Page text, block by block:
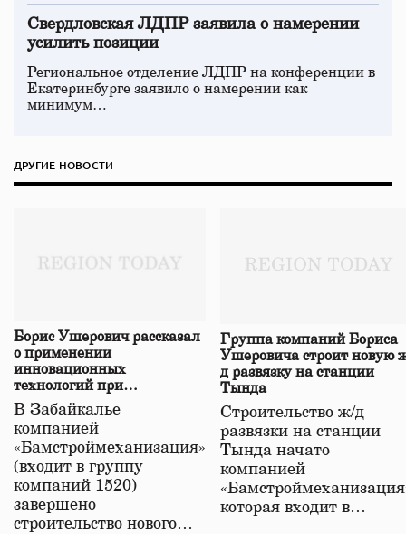
Свердловская ЛДПР заявила о намерении
усилить позиции
Региональное отделение ЛДПР на конференции в
Екатеринбурге заявило о намерении как
минимум…
ДРУГИЕ НОВОСТИ
Борис Ушерович рассказал
о применении
инновационных
технологий при
строительстве нового моста
в Забайкалье
В Забайкалье
компанией
«Бамстроймеханизация»
(входит в группу
компаний 1520)
завершено
строительство нового…
Группа компаний Бориса
Ушеровича строит новую
д развязку на станции
Тында
Строительство ж/д
развязки на станции
Тында начато
компанией
которая входит в…